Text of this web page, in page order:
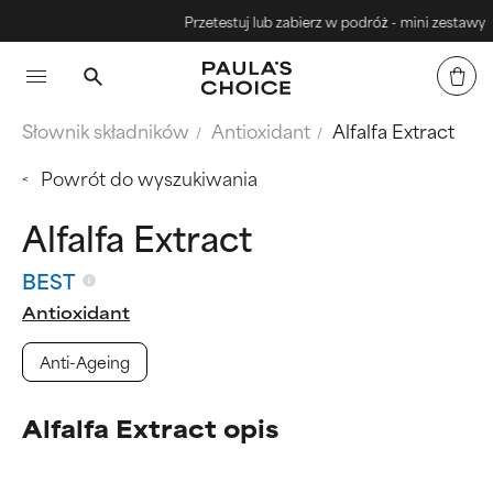
Przetestuj lub zabierz w podróż - mini zestawy
Słownik składników Antioxidant
Alfalfa Extract
Powrót do wyszukiwania
Alfalfa Extract
BEST
Antioxidant
Anti-Ageing
Alfalfa Extract opis